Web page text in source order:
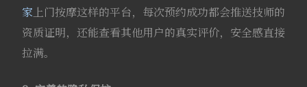
家 上门按摩这样的平台，每次预约成功都会推送技师的
资质证明，还能查看其他用户的真实评价，安全感直接
拉满。